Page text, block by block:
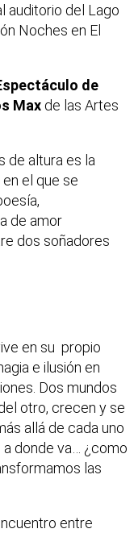
auditorio del Lago
Noches en El
de
Max de las Artes
de altura es la
el que se
de amor
dos soñadores
en su propio
e ilusión en
Dos mundos
otro, crecen y se
allá de cada uno
a donde va… ¿como
las
entre